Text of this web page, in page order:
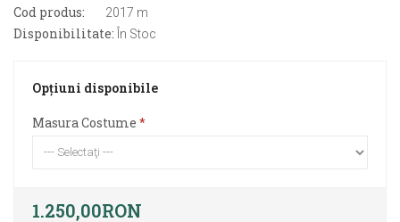
Cod produs: 2017 m
Disponibilitate: În Stoc
Opţiuni disponibile
Masura Costume
1.250,00RON